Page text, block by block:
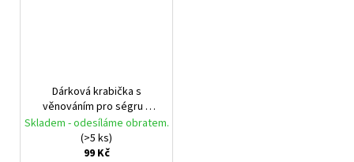
Dárková krabička s
věnováním pro ségru –
Ségra, jsi nejlepší
Skladem - odesíláme obratem.
(>5 ks)
99 Kč